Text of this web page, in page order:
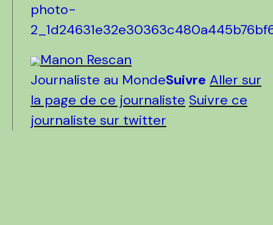
photo-
Manon Rescan
Journaliste au MondeSuivre Aller sur
la page de ce journaliste Suivre ce
journaliste sur twitter